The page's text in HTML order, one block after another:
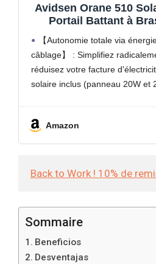
Avidsen Orane 510
Portail Battant à
Automatisme Complet
et 500kg, sans Fil, 4
Photocellules,
【Autonomie totale via
câblage】 : Simplifiez
réduisez votre facture
solaire inclus (panneau 20W et
Amazon
Back to Work ! 10% de
Sommaire
Beneficios
Desventajas